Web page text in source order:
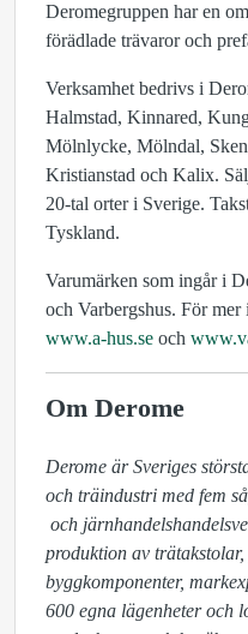
Deromegruppen har en
förädlade trävaror och
Verksamhet bedrivs i
Halmstad, Kinnared,
Mölnlycke, Mölndal,
Kristianstad och Kalix.
20-tal orter i Sverige.
Tyskland.
Varumärken som ingår i
och Varbergshus. För mer
www.a-hus.se och
Om Derome
Derome är Sveriges
och träindustri med fem
produktion av trätakstolar,
byggkomponenter,
600 egna lägenheter och